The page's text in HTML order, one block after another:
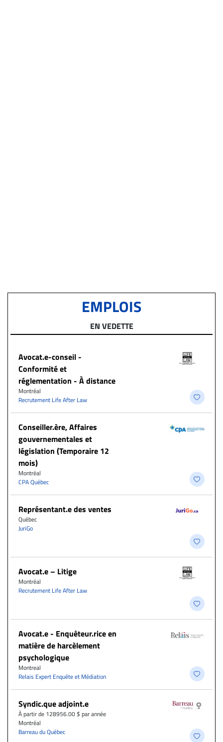
EMPLOIS
EN VEDETTE
​Avocat.e-conseil -
Conformité et
réglementation - À distance
Montréal
Recrutement Life After Law
Conseiller.ère, Affaires
gouvernementales et
législation (Temporaire 12
mois)
Montréal
CPA Québec
Représentant.e des ventes
Québec
JuriGo
Avocat.e – Litige
Montréal
Recrutement Life After Law
Avocat.e - Enquêteur.rice en
matière de harcèlement
psychologique
Montreal
Relais Expert Enquête et Médiation
Syndic.que adjoint.e
À partir de 128956.00 $ par année
Montréal
Barreau du Québec